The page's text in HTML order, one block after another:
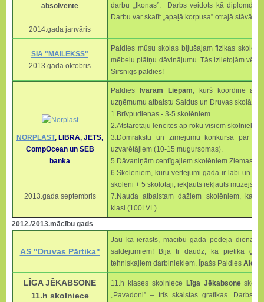
absolvente
2014.gada janvāris
darbu „Ikonas”. Darbs veidots kā
Darbu var skatīt „apaļā korpusa” otrajā stāvā.
SIA "MAILEKSS"
2013.gada oktobris
Paldies mūsu skolas bijušajam fizikas
mēbeļu plātņu dāvinājumu. Tās izlietojām
Sirsnīgs paldies!
NORPLAST, LIBRA, JETS,
CompOcean un SEB
banka
2013.gada septembris
Paldies Ivaram Liepam, kurš koordinē
uzņēmumu atbalstu Saldus un Druvas skolām.
1.Brīvpudienas - 3-5 skolēniem.
2.Atstarotāju lencītes ap roku visiem
3.Domrakstu un zīmējumu konkursa par
uzvarētājiem (10-15 mugursomas).
5.Dāvaniņām centīgajiem skolēniem
6.Skolēniem, kuru vērtējumi gadā ir labi un
skolēni + 5 skolotāji, iekļauts iekļauts muzejs,
7.Nauda atbalstam dažiem skolēniem,
klasi (100LVL).
2012./2013.mācību gads
AS "Druvas Pārtika"
Jau kā ierasts, mācību gada pēdējā dienā
saldējumiem! Bija ti daudz, ka pietika
tehniskajiem darbiniekiem. Īpašs Paldies Aldim
LĪGA JĒKABSONE
11.h skolniece
11.h klases skolniece Līga Jēkabsoneskolai
„Pavadoņi” – trīs skaistas grafikas. Darbs